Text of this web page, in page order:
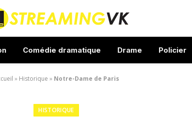
Comédie dramatique Drame Policier
» Historique » Notre-Dame de Paris
HISTORIQUE